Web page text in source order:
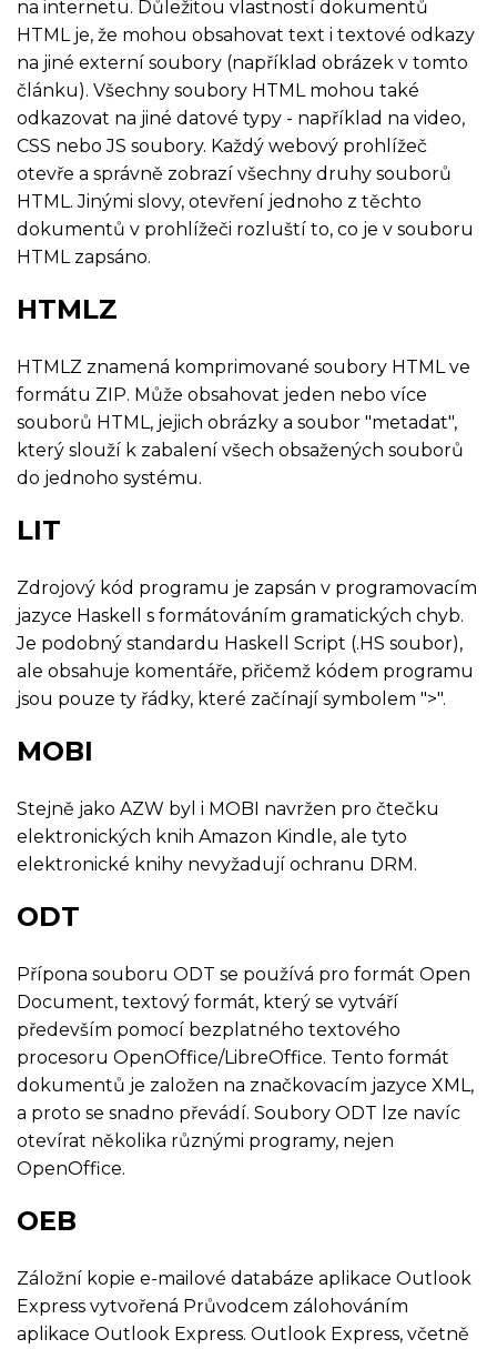
na internetu. Důležitou vlastností dokumentů
HTML je, že mohou obsahovat text i textové odkazy
na jiné externí soubory (například obrázek v tomto
článku). Všechny soubory HTML mohou také
odkazovat na jiné datové typy - například na video,
CSS nebo JS soubory. Každý webový prohlížeč
otevře a správně zobrazí všechny druhy souborů
HTML. Jinými slovy, otevření jednoho z těchto
dokumentů v prohlížeči rozluští to, co je v souboru
HTML zapsáno.
HTMLZ
HTMLZ znamená komprimované soubory HTML ve
formátu ZIP. Může obsahovat jeden nebo více
souborů HTML, jejich obrázky a soubor "metadat",
který slouží k zabalení všech obsažených souborů
do jednoho systému.
LIT
Zdrojový kód programu je zapsán v programovacím
jazyce Haskell s formátováním gramatických chyb.
Je podobný standardu Haskell Script (.HS soubor),
ale obsahuje komentáře, přičemž kódem programu
jsou pouze ty řádky, které začínají symbolem ">".
MOBI
Stejně jako AZW byl i MOBI navržen pro čtečku
elektronických knih Amazon Kindle, ale tyto
elektronické knihy nevyžadují ochranu DRM.
ODT
Přípona souboru ODT se používá pro formát Open
Document, textový formát, který se vytváří
především pomocí bezplatného textového
procesoru OpenOffice/LibreOffice. Tento formát
dokumentů je založen na značkovacím jazyce XML,
a proto se snadno převádí. Soubory ODT lze navíc
otevírat několika různými programy, nejen
OpenOffice.
OEB
Záložní kopie e-mailové databáze aplikace Outlook
Express vytvořená Průvodcem zálohováním
aplikace Outlook Express. Outlook Express, včetně